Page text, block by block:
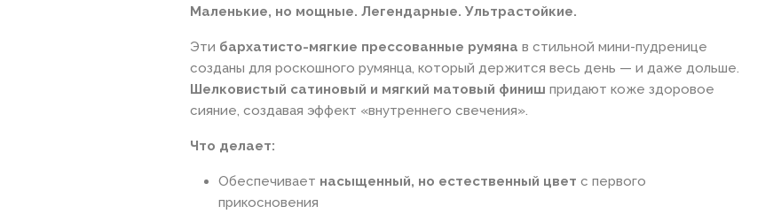
Маленькие, но мощные. Легендарные. Ультрастойкие.
Эти бархатисто-мягкие прессованные румяна в стильной мини-пудренице
созданы для роскошного румянца, который держится весь день — и даже дольше.
Шелковистый сатиновый и мягкий матовый финиш придают коже здоровое
сияние, создавая эффект «внутреннего свечения».
Что делает:
Обеспечивает насыщенный, но естественный цвет с первого
прикосновения